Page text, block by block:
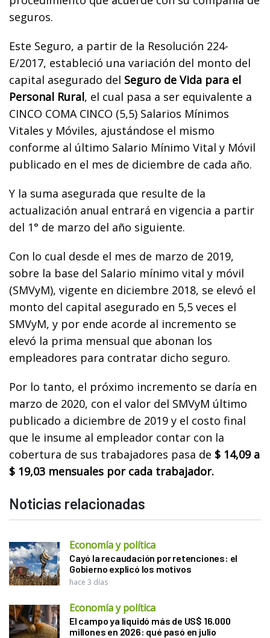
seguros.
Este Seguro, a partir de la Resolución 224-
E/2017, estableció una variación del monto del
capital asegurado del Seguro de Vida para el
Personal Rural, el cual pasa a ser equivalente a
CINCO COMA CINCO (5,5) Salarios Mínimos
Vitales y Móviles, ajustándose el mismo
conforme al último Salario Mínimo Vital y Móvil
publicado en el mes de diciembre de cada año.
Y la suma asegurada que resulte de la
actualización anual entrará en vigencia a partir
del 1° de marzo del año siguiente.
Con lo cual desde el mes de marzo de 2019,
sobre la base del Salario mínimo vital y móvil
(SMVyM), vigente en diciembre 2018, se elevó el
monto del capital asegurado en 5,5 veces el
SMVyM, y por ende acorde al incremento se
elevó la prima mensual que abonan los
empleadores para contratar dicho seguro.
Por lo tanto, el próximo incremento se daría en
marzo de 2020, con el valor del SMVyM último
publicado a diciembre de 2019 y el costo final
que le insume al empleador contar con la
cobertura de sus trabajadores pasa de $ 14,09 a
$ 19,03 mensuales por cada trabajador.
Noticias relacionadas
Economía y política
Cayó la recaudación por retenciones: el
Gobierno explicó los motivos
hace 3 días
Economía y política
El campo ya liquidó más de US$ 16.000
millones en 2026: qué pasó en julio